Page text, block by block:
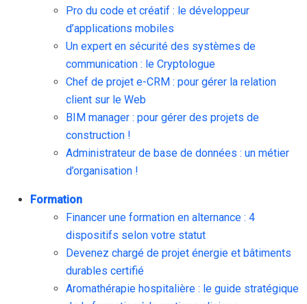
Pro du code et créatif : le développeur
d’applications mobiles
Un expert en sécurité des systèmes de
communication : le Cryptologue
Chef de projet e-CRM : pour gérer la relation
client sur le Web
BIM manager : pour gérer des projets de
construction !
Administrateur de base de données : un métier
d’organisation !
Formation
Financer une formation en alternance : 4
dispositifs selon votre statut
Devenez chargé de projet énergie et bâtiments
durables certifié
Aromathérapie hospitalière : le guide stratégique